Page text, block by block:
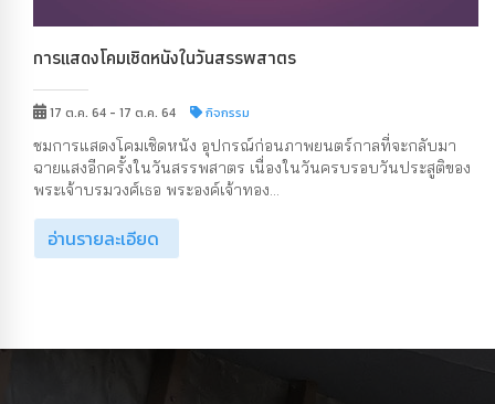
การแสดงโคมเชิดหนังในวันสรรพสาตร
17 ต.ค. 64 - 17 ต.ค. 64 กิจกรรม
ชมการแสดงโคมเชิดหนัง อุปกรณ์ก่อนภาพยนตร์กาลที่จะกลับมา
ฉายแสงอีกครั้งในวันสรรพสาตร เนื่องในวันครบรอบวันประสูติของ
พระเจ้าบรมวงศ์เธอ พระองค์เจ้าทอง...
อ่านรายละเอียด